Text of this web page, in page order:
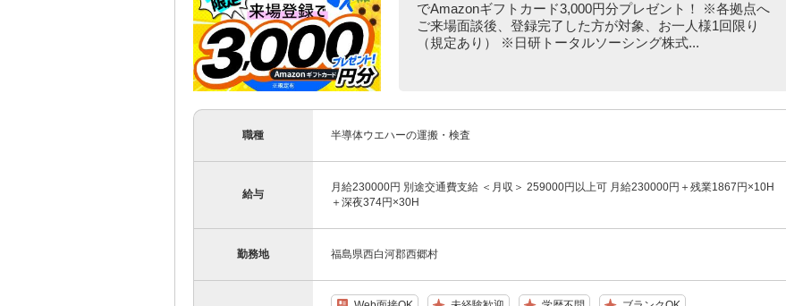
でAmazonギフトカード3,000円分プレゼント！ ※各拠点へ
ご来場面談後、登録完了した方が対象、お一人様1回限り
（規定あり） ※日研トータルソーシング株式...
職種 半導体ウエハーの運搬・検査
給与
月給230000円 別途交通費支給 ＜月収＞ 259000円以上可 月給230000円＋残業1867円×10H
＋深夜374円×30H
勤務地 福島県西白河郡西郷村